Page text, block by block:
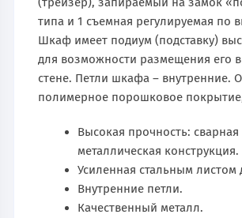
типа и 1 съемная регулируемая по
Шкаф имеет подиум (подставку)
для возможности размещения его
стене. Петли шкафа – внутренние.
полимерное порошковое
Высокая прочность: сварная
металлическая конструкция.
Усиленная стальным листом
Внутренние петли.
Качественный металл.